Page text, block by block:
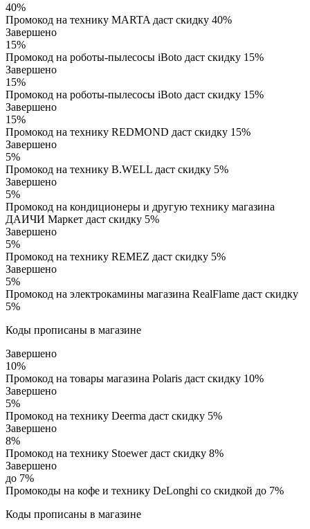
40%
Промокод на технику MARTA даст скидку 40%
Завершено
15%
Промокод на роботы-пылесосы iBoto даст скидку 15%
Завершено
15%
Промокод на роботы-пылесосы iBoto даст скидку 15%
Завершено
15%
Промокод на технику REDMOND даст скидку 15%
Завершено
5%
Промокод на технику B.WELL даст скидку 5%
Завершено
5%
Промокод на кондиционеры и другую технику магазина
ДАИЧИ Маркет даст скидку 5%
Завершено
5%
Промокод на технику REMEZ даст скидку 5%
Завершено
5%
Промокод на электрокамины магазина RealFlame даст скидку
5%
Коды прописаны в магазине
Завершено
10%
Промокод на товары магазина Polaris даст скидку 10%
Завершено
5%
Промокод на технику Deerma даст скидку 5%
Завершено
8%
Промокод на технику Stoewer даст скидку 8%
Завершено
до 7%
Промокоды на кофе и технику DeLonghi со скидкой до 7%
Коды прописаны в магазине